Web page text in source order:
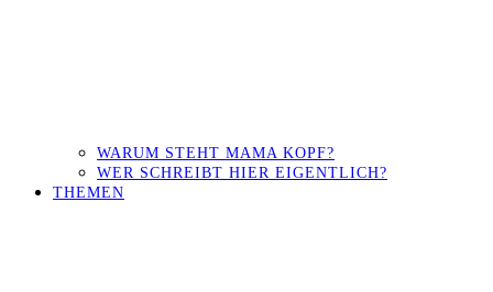
WARUM STEHT MAMA KOPF?
WER SCHREIBT HIER EIGENTLICH?
THEMEN